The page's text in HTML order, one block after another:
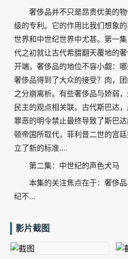
奢侈品并不只是昂贵优美的
级的专利。它的作用比我们想象
世界和中世纪世界中尤甚。第一
代之初就让古代希腊翻天覆地的
开端，奢侈品的地位不容小觑：
奢侈品得到了大众的接受？肉，
之分崩离析。有些奢侈品与娇弱
民主的观点相关联。古代斯巴达
罪恶的明令禁止最终导致了斯巴
顿帝国所取代，菲利普二世的宫
立了新的标准....
第二集：中世纪的声色犬马
本集的关注焦点在于：奢侈
纪不...
影片截图